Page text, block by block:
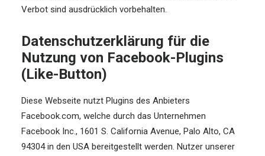
Verbot sind ausdrücklich vorbehalten.
Datenschutzerklärung für die
Nutzung von Facebook-Plugins
(Like-Button)
Diese Webseite nutzt Plugins des Anbieters
Facebook.com, welche durch das Unternehmen
Facebook Inc., 1601 S. California Avenue, Palo Alto, CA
94304 in den USA bereitgestellt werden. Nutzer unserer